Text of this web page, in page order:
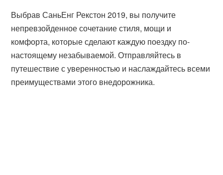
Выбрав СаньЕнг Рекстон 2019, вы получите
непревзойденное сочетание стиля, мощи и
комфорта, которые сделают каждую поездку по-
настоящему незабываемой. Отправляйтесь в
путешествие с уверенностью и наслаждайтесь всеми
преимуществами этого внедорожника.